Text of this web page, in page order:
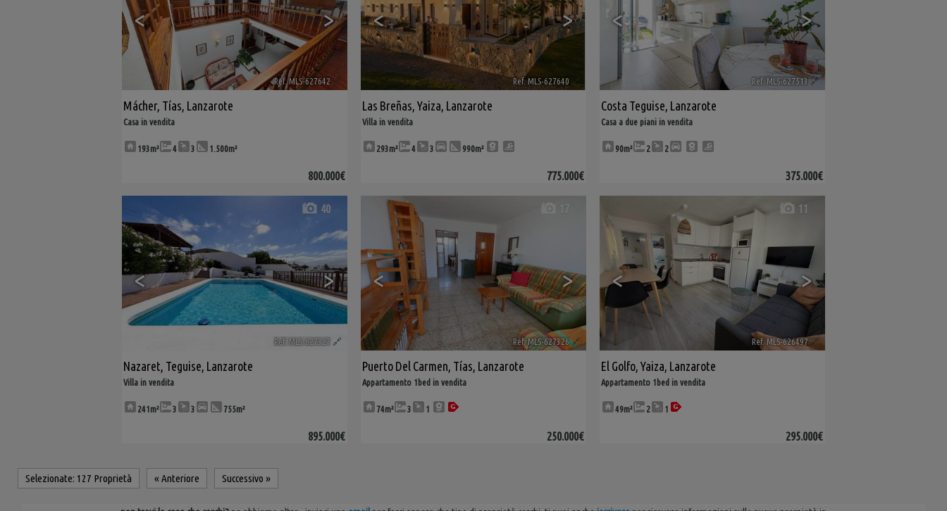
< >
Ref. MLS-627642 🔗
Mácher, Tías, Lanzarote
Casa in vendita
193m² 4 3 1.500m²
800.000€
< >
Ref. MLS-627640 🔗
Las Breñas, Yaiza, Lanzarote
Villa in vendita
293m² 4 3 990m²
775.000€
< >
Ref. MLS-627513 🔗
Costa Teguise, Lanzarote
Casa a due piani in vendita
90m² 2 2
375.000€
< >
40
Ref. MLS-627327 🔗
Nazaret, Teguise, Lanzarote
Villa in vendita
241m² 3 3 755m²
895.000€
< >
17
Ref. MLS-627326 🔗
Puerto Del Carmen, Tías, Lanzarote
Appartamento 1bed in vendita
74m² 3 1
250.000€
< >
11
Ref. MLS-626497 🔗
El Golfo, Yaiza, Lanzarote
Appartamento 1bed in vendita
49m² 2 1
295.000€
Selezionate: 127 Proprietà « Anteriore Successivo »